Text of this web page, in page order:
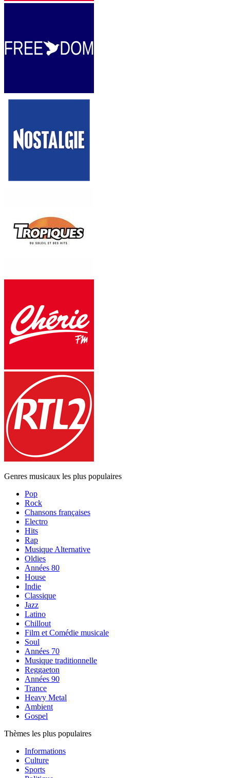
Genres musicaux les plus populaires
Pop
Rock
Chansons françaises
Electro
Hits
Rap
Musique Alternative
Oldies
Années 80
House
Indie
Classique
Jazz
Latino
Chillout
Film et Comédie musicale
Soul
Années 70
Musique traditionnelle
Reggaeton
Années 90
Trance
Heavy Metal
Ambient
Gospel
Thèmes les plus populaires
Informations
Culture
Sports